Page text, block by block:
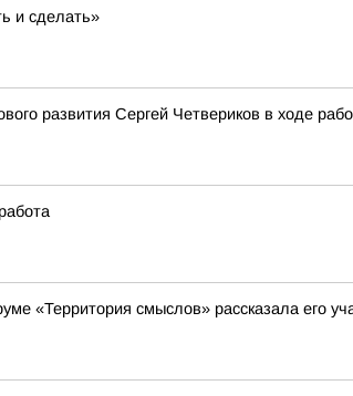
и сделать»
развития Сергей Четвериков в ходе
«Территория смыслов» рассказала его